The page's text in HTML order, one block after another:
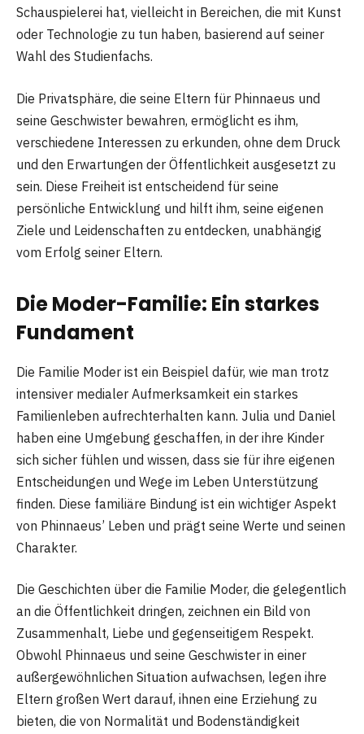
Schauspielerei hat, vielleicht in Bereichen, die mit Kunst
oder Technologie zu tun haben, basierend auf seiner
Wahl des Studienfachs.
Die Privatsphäre, die seine Eltern für Phinnaeus und
seine Geschwister bewahren, ermöglicht es ihm,
verschiedene Interessen zu erkunden, ohne dem Druck
und den Erwartungen der Öffentlichkeit ausgesetzt zu
sein. Diese Freiheit ist entscheidend für seine
persönliche Entwicklung und hilft ihm, seine eigenen
Ziele und Leidenschaften zu entdecken, unabhängig
vom Erfolg seiner Eltern.
Die Moder-Familie: Ein starkes
Fundament
Die Familie Moder ist ein Beispiel dafür, wie man trotz
intensiver medialer Aufmerksamkeit ein starkes
Familienleben aufrechterhalten kann. Julia und Daniel
haben eine Umgebung geschaffen, in der ihre Kinder
sich sicher fühlen und wissen, dass sie für ihre eigenen
Entscheidungen und Wege im Leben Unterstützung
finden. Diese familiäre Bindung ist ein wichtiger Aspekt
von Phinnaeus’ Leben und prägt seine Werte und seinen
Charakter.
Die Geschichten über die Familie Moder, die gelegentlich
an die Öffentlichkeit dringen, zeichnen ein Bild von
Zusammenhalt, Liebe und gegenseitigem Respekt.
Obwohl Phinnaeus und seine Geschwister in einer
außergewöhnlichen Situation aufwachsen, legen ihre
Eltern großen Wert darauf, ihnen eine Erziehung zu
bieten, die von Normalität und Bodenständigkeit